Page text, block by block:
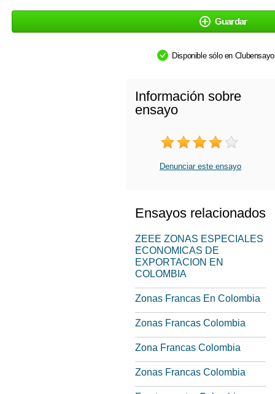
Guardar
Disponible sólo en
Información sobre
ensayo
Denunciar este ensayo
Ensayos relacionados
ZEEE ZONAS ESPECIALES
ECONOMICAS DE
EXPORTACION EN
COLOMBIA
Zonas Francas En Colombia
Zonas Francas Colombia
Zona Francas Colombia
Zonas Francas Colombia